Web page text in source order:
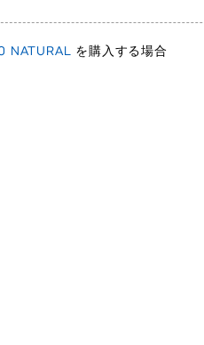
NATURAL を購入する場合